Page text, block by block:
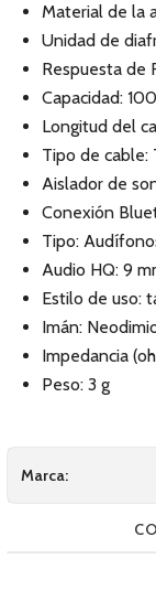
Material de la
Unidad de
Respuesta de
Capacidad:
Longitud del
Tipo de cable:
Aislador de
Conexión
Tipo:
Audio HQ: 9
Estilo de uso:
Imán:
Impedancia
Peso: 3 g
Marca: